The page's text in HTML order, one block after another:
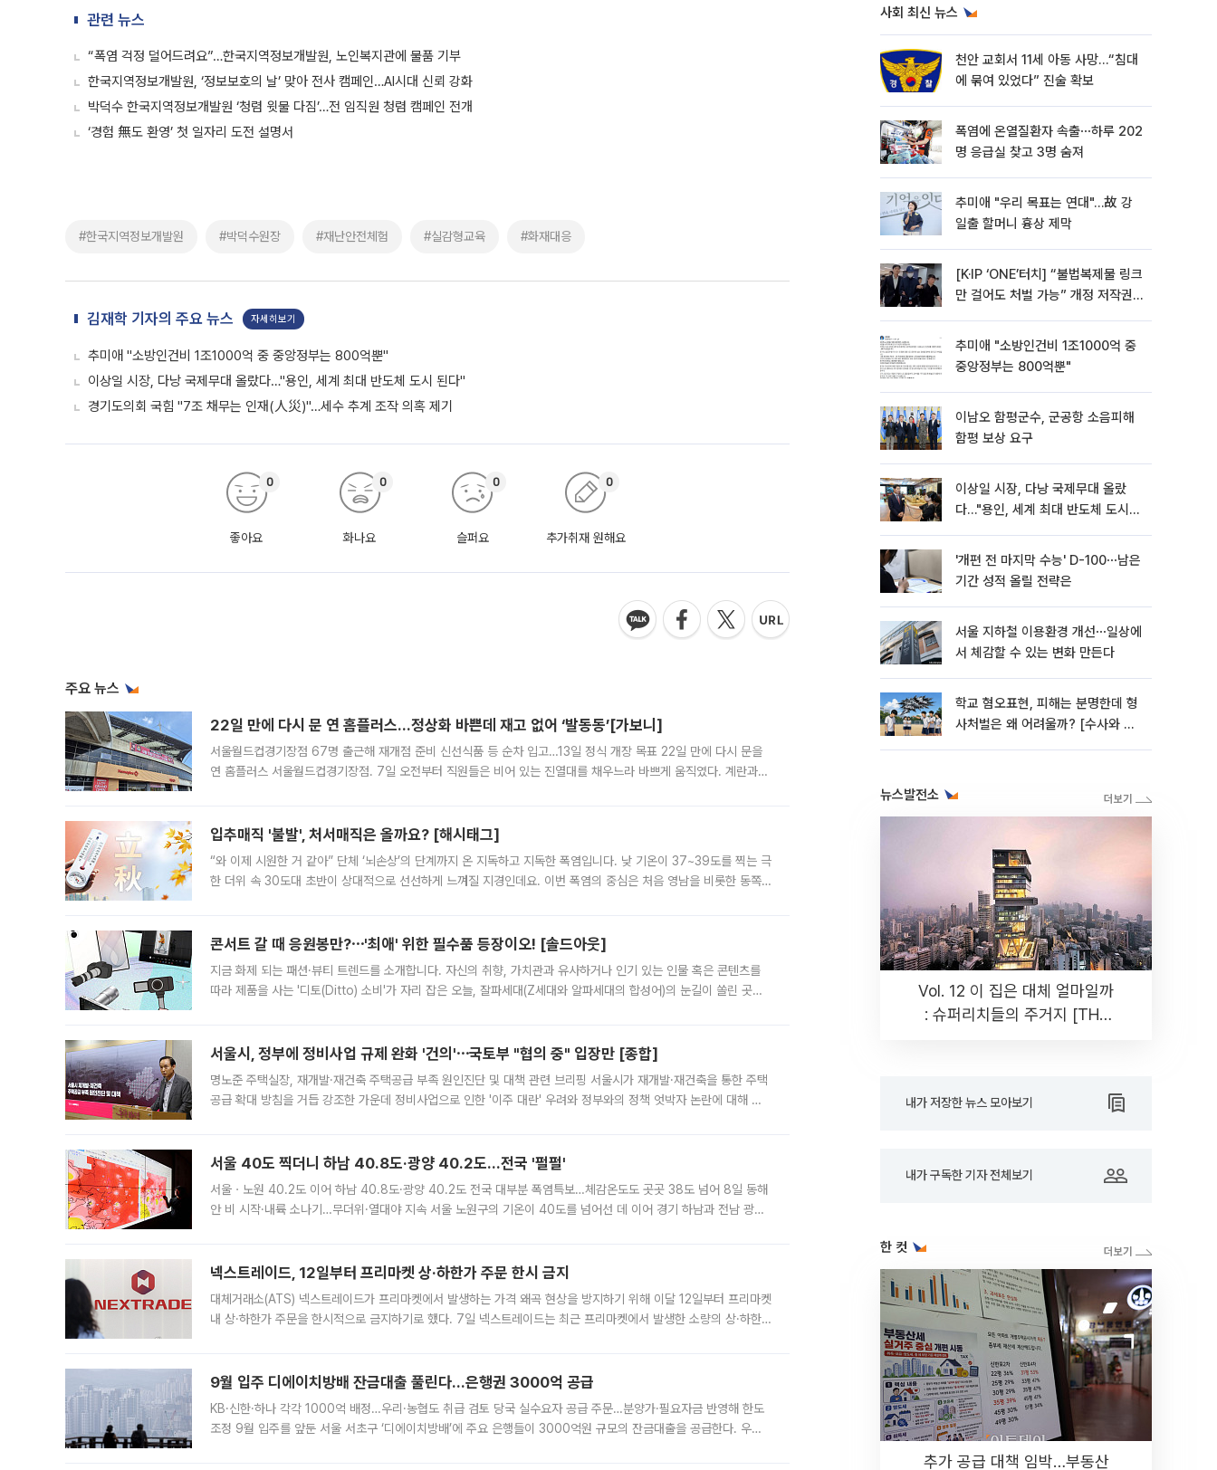
관련 뉴스
“폭염 걱정 덜어드려요”…한국지역정보개발원, 노인복지관에 물품 기부
한국지역정보개발원, ‘정보보호의 날’ 맞아 전사 캠페인…AI시대 신뢰 강화
박덕수 한국지역정보개발원 ‘청렴 윗물 다짐’…전 임직원 청렴 캠페인 전개
‘경험 無도 환영’ 첫 일자리 도전 설명서
#한국지역정보개발원 #박덕수원장 #재난안전체험 #실감형교육 #화재대응
김재학 기자의 주요 뉴스 자세히보기
추미애 "소방인건비 1조1000억 중 중앙정부는 800억뿐"
이상일 시장, 다낭 국제무대 올랐다…"용인, 세계 최대 반도체 도시 된다"
경기도의회 국힘 "7조 채무는 인재(人災)"…세수 추계 조작 의혹 제기
좋아요
0
화나요
0
슬퍼요
0
추가취재 원해요
0
주요 뉴스
22일 만에 다시 문 연 홈플러스…정상화 바쁜데 재고 없어 ‘발동동’[가보니]
서울월드컵경기장점 67명 출근해 재개점 준비 신선식품 등 순차 입고…13일 정식 개장 목표 22일 만에 다시 문을
연 홈플러스 서울월드컵경기장점. 7일 오전부터 직원들은 비어 있는 진열대를 채우느라 바쁘게 움직였다. 계란과
입추매직 '불발', 처서매직은 올까요? [해시태그]
“와 이제 시원한 거 같아” 단체 ‘뇌손상’의 단계까지 온 지독하고 지독한 폭염입니다. 낮 기온이 37~39도를 찍는 극
한 더위 속 30도대 초반이 상대적으로 선선하게 느껴질 지경인데요. 이번 폭염의 중심은 처음 영남을 비롯한 동쪽
콘서트 갈 때 응원봉만?⋯'최애' 위한 필수품 등장이오! [솔드아웃]
지금 화제 되는 패션·뷰티 트렌드를 소개합니다. 자신의 취향, 가치관과 유사하거나 인기 있는 인물 혹은 콘텐츠를
따라 제품을 사는 '디토(Ditto) 소비'가 자리 잡은 오늘, 잘파세대(Z세대와 알파세대의 합성어)의 눈길이 쏠린 곳은
서울시, 정부에 정비사업 규제 완화 '건의'⋯국토부 "협의 중" 입장만 [종합]
명노준 주택실장, 재개발·재건축 주택공급 부족 원인진단 및 대책 관련 브리핑 서울시가 재개발·재건축을 통한 주택
공급 확대 방침을 거듭 강조한 가운데 정비사업으로 인한 '이주 대란' 우려와 정부와의 정책 엇박자 논란에 대해 정
서울 40도 찍더니 하남 40.8도·광양 40.2도…전국 '펄펄'
서울ㆍ노원 40.2도 이어 하남 40.8도·광양 40.2도 전국 대부분 폭염특보…체감온도도 곳곳 38도 넘어 8일 동해
안 비 시작·내륙 소나기…무더위·열대야 지속 서울 노원구의 기온이 40도를 넘어선 데 이어 경기 하남과 전남 광양
넥스트레이드, 12일부터 프리마켓 상·하한가 주문 한시 금지
대체거래소(ATS) 넥스트레이드가 프리마켓에서 발생하는 가격 왜곡 현상을 방지하기 위해 이달 12일부터 프리마켓
내 상·하한가 주문을 한시적으로 금지하기로 했다. 7일 넥스트레이드는 최근 프리마켓에서 발생한 소량의 상·하한
9월 입주 디에이치방배 잔금대출 풀린다…은행권 3000억 공급
KB·신한·하나 각각 1000억 배정…우리·농협도 취급 검토 당국 실수요자 공급 주문…분양가·필요자금 반영해 한도
조정 9월 입주를 앞둔 서울 서초구 ‘디에이치방배’에 주요 은행들이 3000억원 규모의 잔금대출을 공급한다. 우리
사회 최신 뉴스
천안 교회서 11세 아동 사망…“침대
에 묶여 있었다” 진술 확보
폭염에 온열질환자 속출⋯하루 202
명 응급실 찾고 3명 숨져
추미애 "우리 목표는 연대"…故 강
일출 할머니 흉상 제막
[K·IP ‘ONE’터치] “불법복제물 링크
만 걸어도 처벌 가능” 개정 저작권
추미애 "소방인건비 1조1000억 중
중앙정부는 800억뿐"
이남오 함평군수, 군공항 소음피해
함평 보상 요구
이상일 시장, 다낭 국제무대 올랐
다…"용인, 세계 최대 반도체 도시
'개편 전 마지막 수능' D-100⋯남은
기간 성적 올릴 전략은
서울 지하철 이용환경 개선⋯일상에
서 체감할 수 있는 변화 만든다
학교 혐오표현, 피해는 분명한데 형
사처벌은 왜 어려울까? [수사와 재
뉴스발전소
Vol. 12 이 집은 대체 얼마일까
: 슈퍼리치들의 주거지 [THE
내가 저장한 뉴스 모아보기
내가 구독한 기자 전체보기
한 컷
추가 공급 대책 임박…부동산